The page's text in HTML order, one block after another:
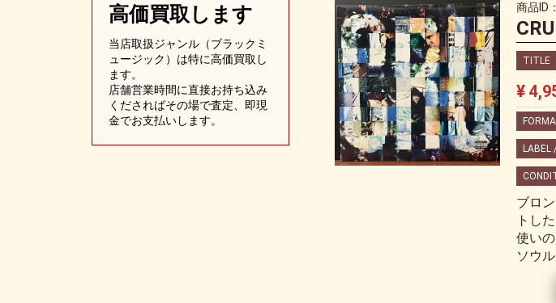
高価買取します
当店取扱ジャンル（ブラックミ
ュージック）は特に高価買取し
ます。
店舗営業時間に直接お持ち込み
くださればその場で査定、即現
金でお支払いします。
商品ID
CRU
TITLE
¥
LABEL
ブロ
トし
使い
ソウ